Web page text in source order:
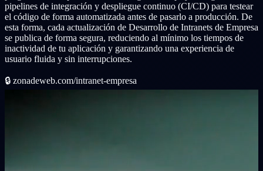
pipelines de integración y despliegue continuo (CI/CD) para testear
el código de forma automatizada antes de pasarlo a producción. De
esta forma, cada actualización de Desarrollo de Intranets de Empresa
se publica de forma segura, reduciendo al mínimo los tiempos de
inactividad de tu aplicación y garantizando una experiencia de
usuario fluida y sin interrupciones.
🔒 zonadeweb.com/intranet-empresa